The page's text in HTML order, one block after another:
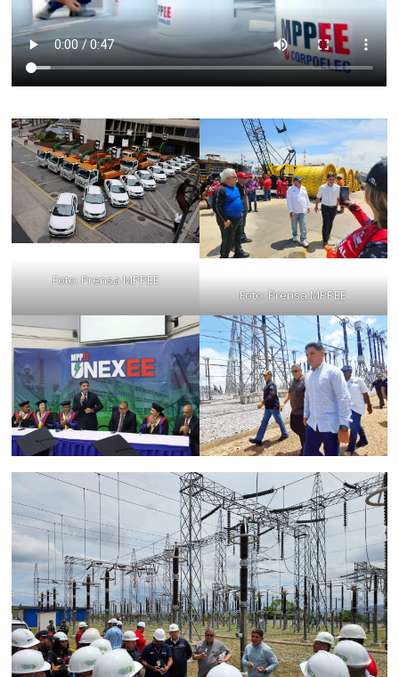
Foto: Prensa MPPEE
Foto: Prensa MPPEE